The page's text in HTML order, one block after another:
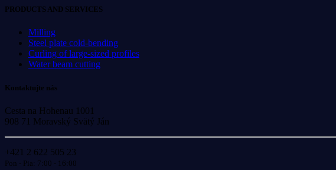
PRODUCTS AND SERVICES
Milling
Steel plate cold-bending
Curling of large-sized profiles
Water beam cutting
Kontaktujte nás
Cesta na Hohenau 1001
908 71 Moravský Svätý Ján
+421 2 622 505 23
Pon - Pia: 7:00 - 16:00